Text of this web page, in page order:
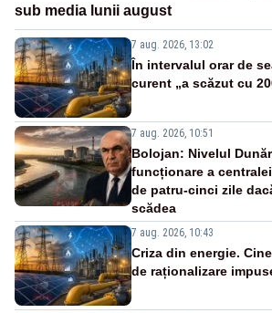
sub media lunii august
7 aug. 2026, 13:02
În intervalul orar de
curent „a scăzut cu
7 aug. 2026, 10:51
Bolojan: Nivelul
funcționare a
de patru-cinci zile
scădea
7 aug. 2026, 10:43
Criza din energie.
de raționalizare